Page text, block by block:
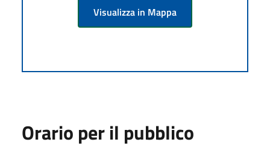
Visualizza in Mappa
Orario per il pubblico